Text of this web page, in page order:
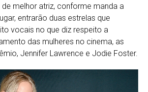
melhor atriz, conforme manda a
entrarão duas estrelas que
vocais no que diz respeito a
das mulheres no cinema, as
Jennifer Lawrence e Jodie Foster.